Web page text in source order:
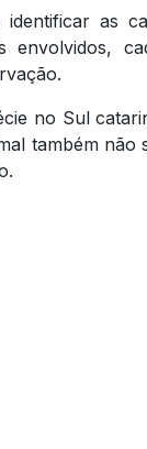
identificar as
envolvidos,
no Sul
também não